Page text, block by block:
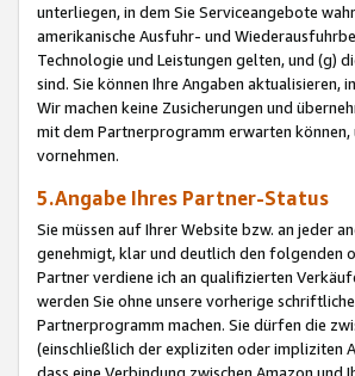
unterliegen, in dem Sie Serviceangebote
amerikanische Ausfuhr- und
Technologie und Leistungen gelten, und (g)
sind. Sie können Ihre Angaben aktualisieren,
Wir machen keine Zusicherungen und
mit dem Partnerprogramm erwarten
vornehmen.
5.Angabe Ihres Partner-Status
Sie müssen auf Ihrer Website bzw. an jeder
genehmigt, klar und deutlich den folgenden
Partner verdiene ich an qualifizierten
werden Sie ohne unsere vorherige
Partnerprogramm machen. Sie dürfen die
(einschließlich der expliziten oder impliziten
dass eine Verbindung zwischen Amazon und